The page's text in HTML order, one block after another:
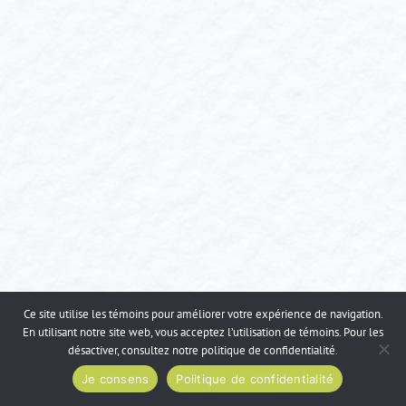
Ce site utilise les témoins pour améliorer votre expérience de navigation.
En utilisant notre site web, vous acceptez l’utilisation de témoins. Pour les
désactiver, consultez notre politique de confidentialité.
Je consens
Politique de confidentialité